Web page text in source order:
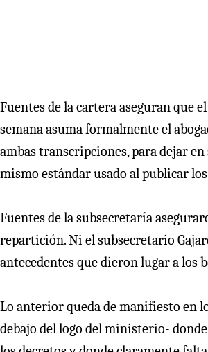
Fuentes de la cartera aseguran que
semana asuma formalmente el
ambas transcripciones, para dejar
mismo estándar usado al publicar
Fuentes de la subsecretaría
repartición. Ni el subsecretario
antecedentes que dieron lugar a los
Lo anterior queda de manifiesto en
debajo del logo del ministerio-